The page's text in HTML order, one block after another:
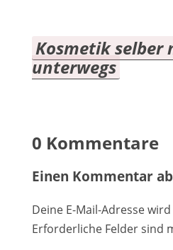
Kosmetik selber
unterwegs
0 Kommentare
Einen Kommentar
Deine E-Mail-Adresse
Erforderliche Felder sind